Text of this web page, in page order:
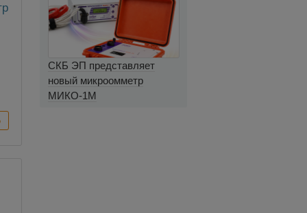
СКБ ЭП представляет
новый микроомметр
МИКО-1М